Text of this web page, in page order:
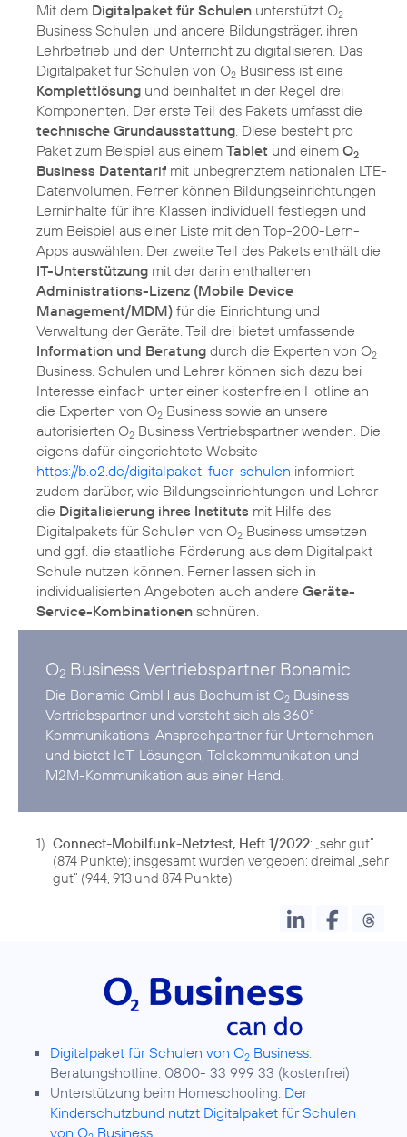
Mit dem Digitalpaket für Schulen unterstützt O2
Business Schulen und andere Bildungsträger, ihren
Lehrbetrieb und den Unterricht zu digitalisieren. Das
Digitalpaket für Schulen von O2 Business ist eine
Komplettlösung und beinhaltet in der Regel drei
Komponenten. Der erste Teil des Pakets umfasst die
technische Grundausstattung. Diese besteht pro
Paket zum Beispiel aus einem Tablet und einem O2
Business Datentarif mit unbegrenztem nationalen LTE-
Datenvolumen. Ferner können Bildungseinrichtungen
Lerninhalte für ihre Klassen individuell festlegen und
zum Beispiel aus einer Liste mit den Top-200-Lern-
Apps auswählen. Der zweite Teil des Pakets enthält die
IT-Unterstützung mit der darin enthaltenen
Administrations-Lizenz (Mobile Device
Management/MDM) für die Einrichtung und
Verwaltung der Geräte. Teil drei bietet umfassende
Information und Beratung durch die Experten von O2
Business. Schulen und Lehrer können sich dazu bei
Interesse einfach unter einer kostenfreien Hotline an
die Experten von O2 Business sowie an unsere
autorisierten O2 Business Vertriebspartner wenden. Die
eigens dafür eingerichtete Website
https://b.o2.de/digitalpaket-fuer-schulen informiert
zudem darüber, wie Bildungseinrichtungen und Lehrer
die Digitalisierung ihres Instituts mit Hilfe des
Digitalpakets für Schulen von O2 Business umsetzen
und ggf. die staatliche Förderung aus dem Digitalpakt
Schule nutzen können. Ferner lassen sich in
individualisierten Angeboten auch andere Geräte-
Service-Kombinationen schnüren.
O2 Business Vertriebspartner Bonamic
Die Bonamic GmbH aus Bochum ist O2 Business
Vertriebspartner und versteht sich als 360°
Kommunikations-Ansprechpartner für Unternehmen
und bietet IoT-Lösungen, Telekommunikation und
M2M-Kommunikation aus einer Hand.
1) Connect-Mobilfunk-Netztest, Heft 1/2022: „sehr gut“
(874 Punkte); insgesamt wurden vergeben: dreimal „sehr
gut“ (944, 913 und 874 Punkte)
Digitalpaket für Schulen von O2 Business:
Beratungshotline: 0800- 33 999 33 (kostenfrei)
Unterstützung beim Homeschooling: Der
Kinderschutzbund nutzt Digitalpaket für Schulen
von O Business